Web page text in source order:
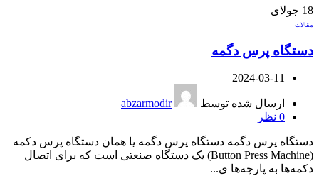
18 جولای
مقالات
دستگاه پرس دگمه
2024-03-11
ارسال شده توسط
abzarmodir
0 نظر
دستگاه پرس دگمه دستگاه پرس دگمه یا همان دستگاه پرس دکمه
(Button Press Machine) یک دستگاه صنعتی است که برای اتصال
دکمه‌ها به پارچه‌ها ی...